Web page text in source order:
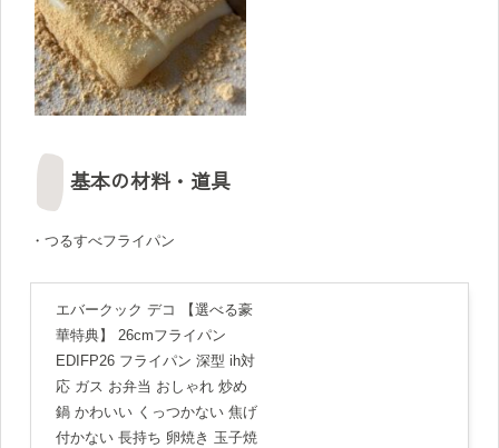
基本の材料・道具
・つるすべフライパン
エバークック デコ 【選べる豪
華特典】 26cmフライパン
EDIFP26 フライパン 深型 ih対
応 ガス お弁当 おしゃれ 炒め
鍋 かわいい くっつかない 焦げ
付かない 長持ち 卵焼き 玉子焼